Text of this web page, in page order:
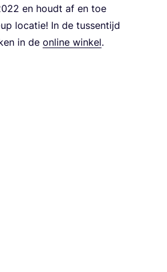
en houdt af en toe
loca­tie! In de tus­sen­tijd
in de onli­ne win­kel.